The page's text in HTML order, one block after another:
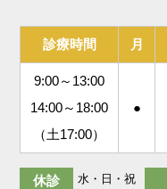
診療時間 月
9:00～13:00
14:00～18:00
（土17:00）
●
休診 水・日・祝